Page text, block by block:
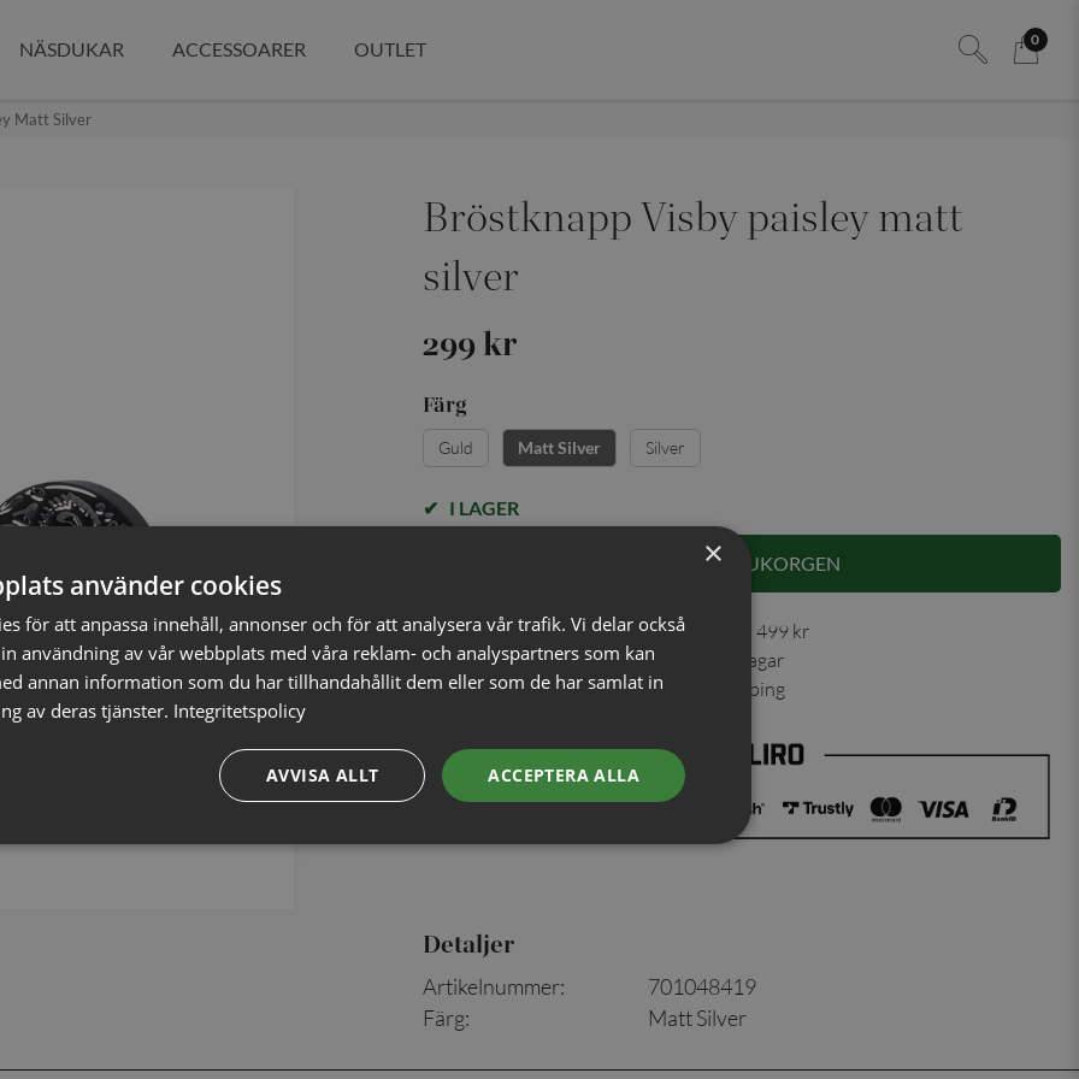
0
NÄSDUKAR ACCESSOARER OUTLET
Matt Silver
Bröstknapp Visby paisley matt
silver
299 kr
Färg
Guld Matt Silver Silver
I LAGER
LÄGG I VARUKORGEN
✓ Öppet köp i 30 dagar ✓ Fri frakt från 499 kr
✓ Din beställning skickas inom 1-2 vardagar
✓ Snabb leverans från vårt lager i Jönköping
Detaljer
Artikelnummer:
701048419
Färg: Matt Silver
×
använder cookies
för att anpassa innehåll, annonser och för att analysera vår trafik. Vi delar också
användning av vår webbplats med våra reklam- och analyspartners som kan
annan information som du har tillhandahållit dem eller som de har samlat in
av deras tjänster. Integritetspolicy
ACCEPTERA ALLA
AVVISA ALLT